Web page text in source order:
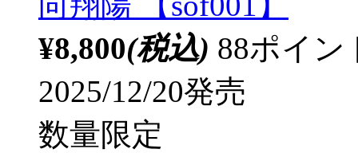
¥8,800(税込) 88ポイ
2025/12/20発売
数量限定